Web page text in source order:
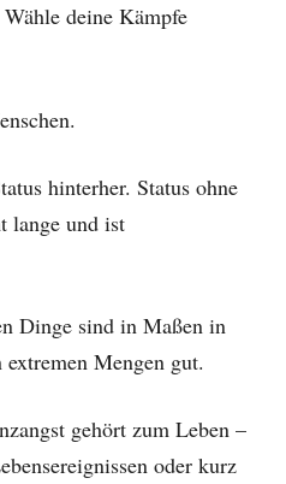
deine Kämpfe
hinterher. Status ohne
lange und ist
Dinge sind in Maßen in
Mengen gut.
gehört zum Leben –
oder kurz